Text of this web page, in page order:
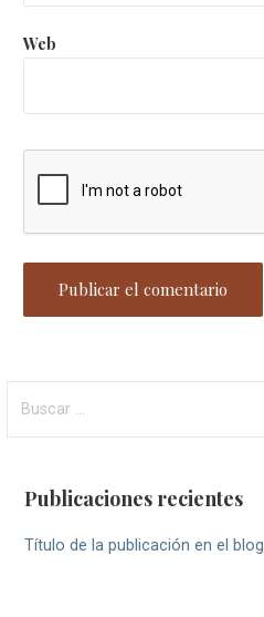
Web
Publicaciones recientes
Título de la publicación en el blog